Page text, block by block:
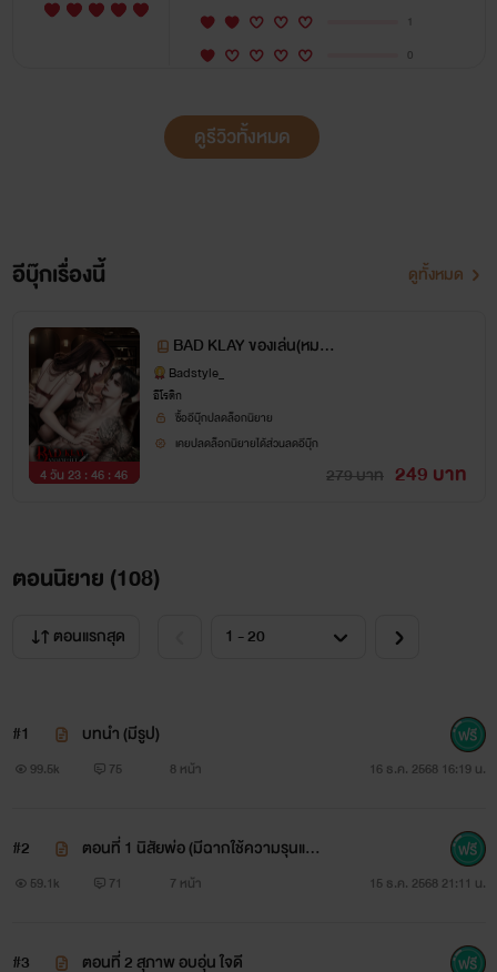
1
0
ดูรีวิวทั้งหมด
อีบุ๊กเรื่องนี้ ดูทั้งหมด
4 วัน 23 : 46 : 45
BAD KLAY ของเล่น(หมอเ
คลย์)
Badstyle_
อีโรติก
ซื้ออีบุ๊กปลดล็อกนิยาย
เคยปลดล็อกนิยายได้ส่วนลดอีบุ๊ก
279 บาท 249 บาท
ตอนนิยาย (108)
ตอนแรกสุด
#1 บทนำ (มีรูป)
99.5k 75 8 หน้า 16 ธ.ค. 2568 16:19 น.
#2
ตอนที่ 1 นิสัยพ่อ (มีฉากใช้ความรุนแรง/
ทำร้ายร่างกาย)
59.1k 71 7 หน้า 15 ธ.ค. 2568 21:11 น.
#3 ตอนที่ 2 สุภาพ อบอุ่น ใจดี